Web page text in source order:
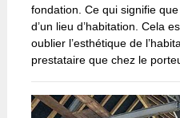
fondation. Ce qui signifie
d’un lieu d’habitation. Cela
oublier l’esthétique de
prestataire que chez le